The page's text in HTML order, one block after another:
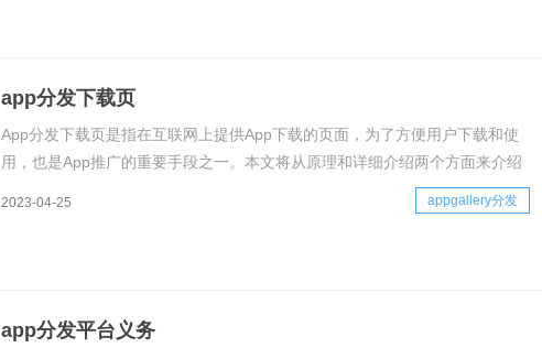
app分发下载页
App分发下载页是指在互联网上提供App下载的页面，为了方便用户下载和使
用，也是App推广的重要手段之一。本文将从原理和详细介绍两个方面来介绍
App分发下载页。一、原理App分发下载页的原理是将App上传到云端，然后通
2023-04-25 appgallery分发
app分发平台义务